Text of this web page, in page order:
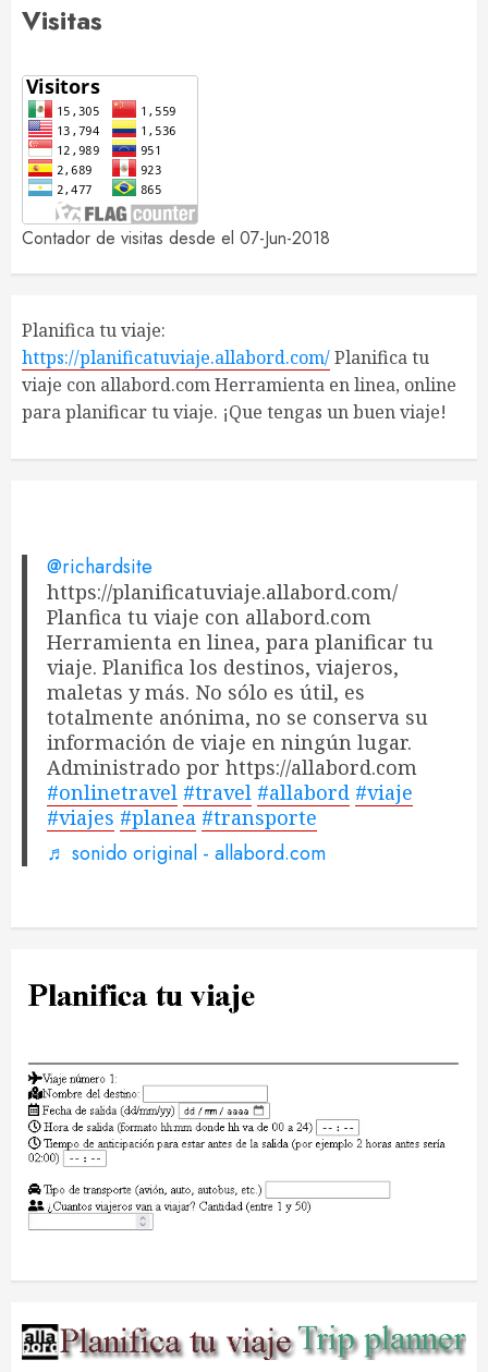
Visitas
Contador de visitas desde el 07-Jun-2018
Planifica tu viaje:
https://planificatuviaje.allabord.com/Planifica tu
viaje con allabord.com Herramienta en linea, online
para planificar tu viaje. ¡Que tengas un buen viaje!
@richardsite
https://planificatuviaje.allabord.com/
Planfica tu viaje con allabord.com
Herramienta en linea, para planificar tu
viaje. Planifica los destinos, viajeros,
maletas y más. No sólo es útil, es
totalmente anónima, no se conserva su
información de viaje en ningún lugar.
Administrado por https://allabord.com
#onlinetravel #travel #allabord #viaje
#viajes #planea #transporte
♬ sonido original - allabord.com